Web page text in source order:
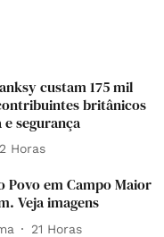
custam 175 mil
britânicos
segurança
2 Horas
Povo em Campo Maior
Veja imagens
21 Horas